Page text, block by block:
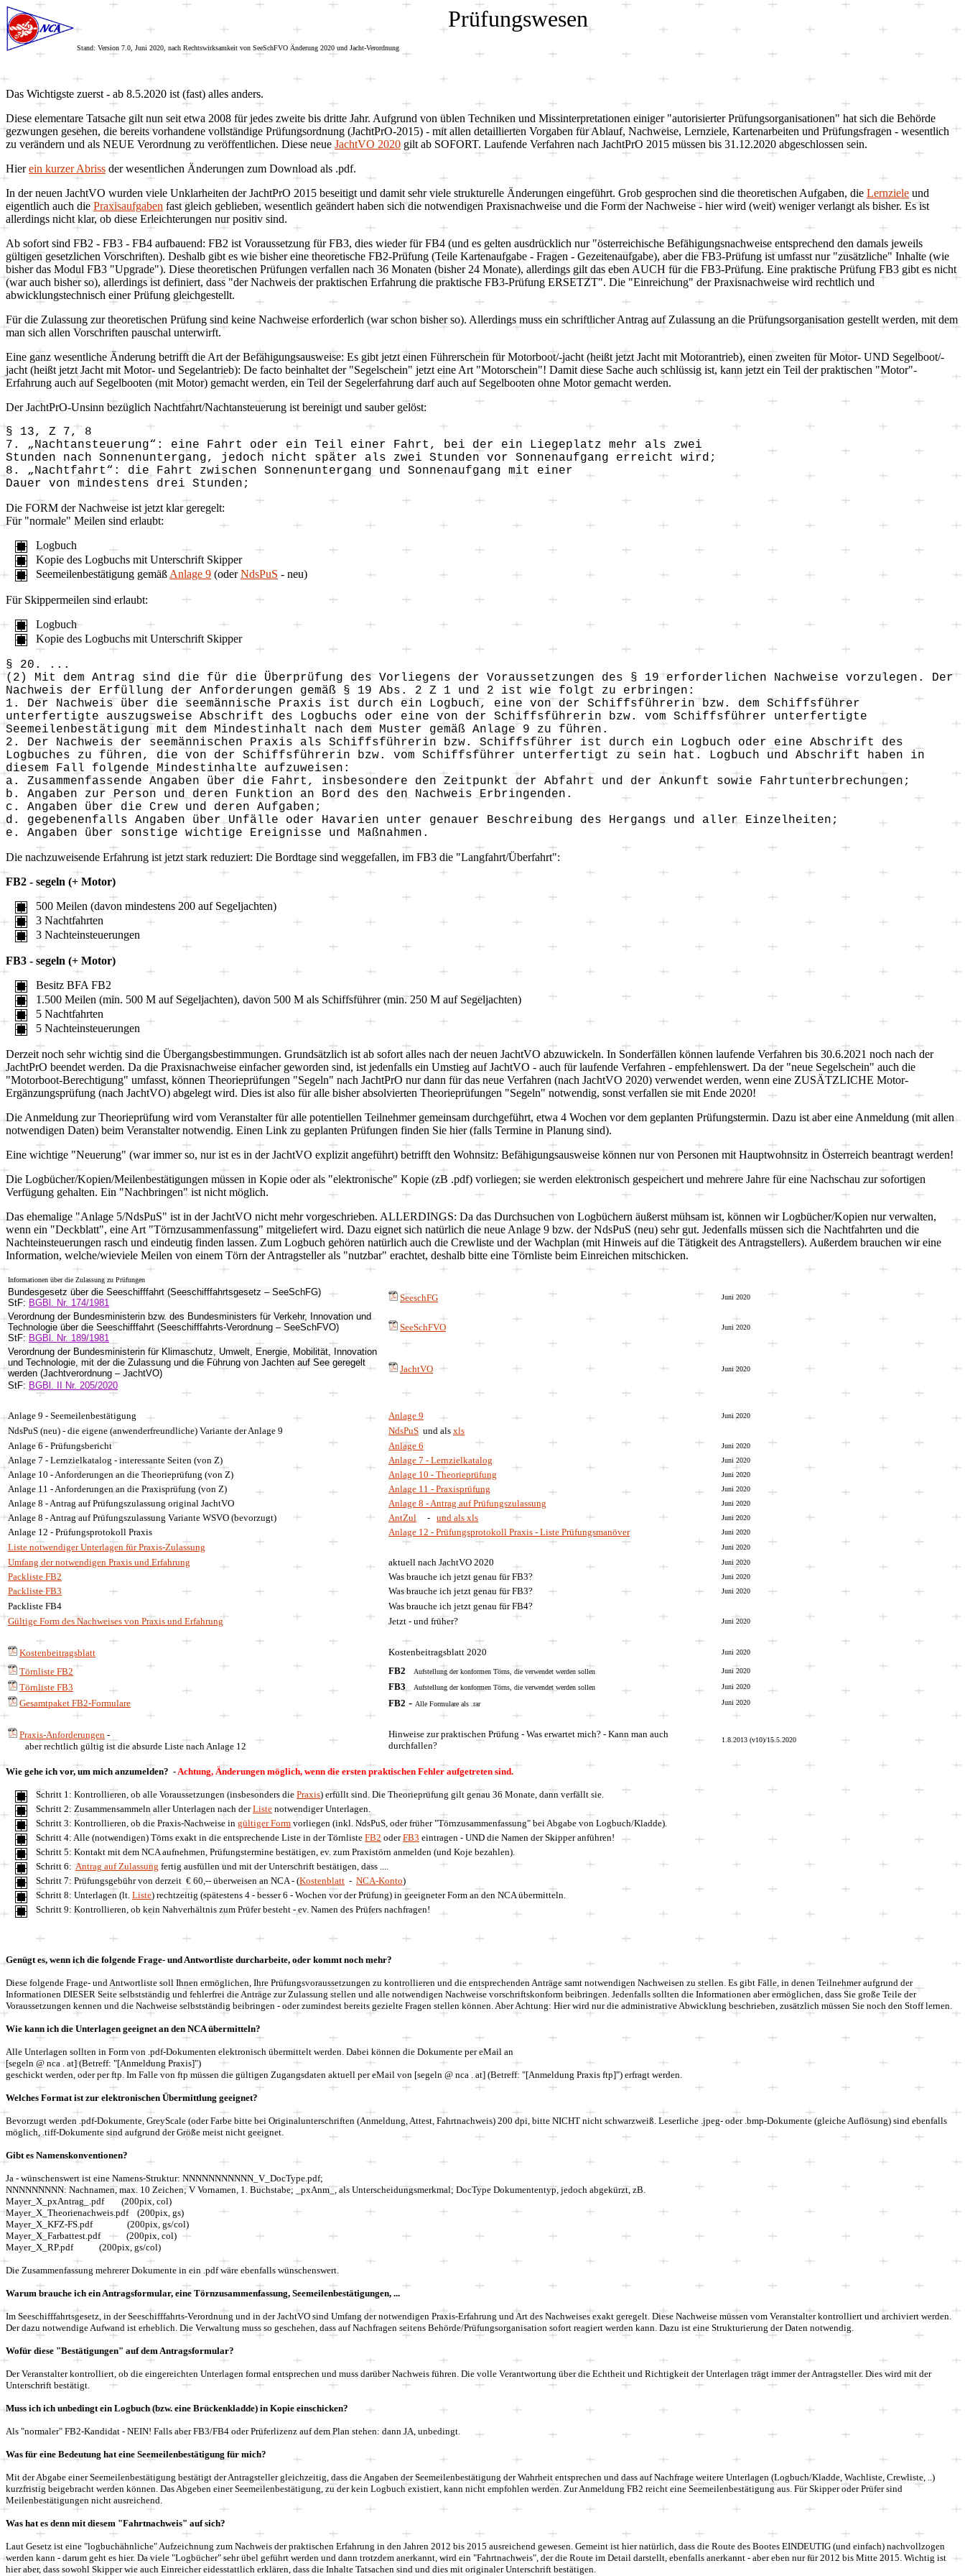
Prüfungswesen
Stand: Version 7.0 Juni 2020 , nach Rechtswirksamkeit von SeeSchFVO Änderung 2020 und Jacht-Verordnung
Das Wichtigste zuerst - ab 8.5.2020 ist (fast) alles anders.
Diese elementare Tatsache gilt nun seit etwa 2008 für jedes zweite bis dritte Jahr. Aufgrund von üblen Techniken und Missinterpretationen einiger "autorisierter Prüfungsorganisationen" hat sich die Behörde
gezwungen gesehen, die bereits vorhandene vollständige Prüfungsordnung (JachtPrO-2015) - mit allen detaillierten Vorgaben für Ablauf, Nachweise, Lernziele, Kartenarbeiten und Prüfungsfragen - wesentlich
zu verändern und als NEUE Verordnung zu veröffentlichen. Diese neue JachtVO 2020 gilt ab SOFORT. Laufende Verfahren nach JachtPrO 2015 müssen bis 31.12.2020 abgeschlossen sein.
Hierein kurzer Abriss der wesentlichen Änderungen zum Download als .pdf.
In der neuen JachtVO wurden viele Unklarheiten der JachtPrO 2015 beseitigt und damit sehr viele strukturelle Änderungen eingeführt. Grob gesprochen sind die theoretischen Aufgaben, die Lernziele und
eigentlich auch die Praxisaufgaben fast gleich geblieben, wesentlich geändert haben sich die notwendigen Praxisnachweise und die Form der Nachweise - hier wird (weit) weniger verlangt als bisher. Es ist
allerdings nicht klar, ob diese Erleichterungen nur positiv sind.
Ab sofort sind FB2 - FB3 - FB4 aufbauend: FB2 ist Voraussetzung für FB3, dies wieder für FB4 (und es gelten ausdrücklich nur "österreichische Befähigungsnachweise entsprechend den damals jeweils
gültigen gesetzlichen Vorschriften). Deshalb gibt es wie bisher eine theoretische FB2-Prüfung (Teile Kartenaufgabe - Fragen - Gezeitenaufgabe), aber die FB3-Prüfung ist umfasst nur "zusätzliche" Inhalte (wie
bisher das Modul FB3 "Upgrade"). Diese theoretischen Prüfungen verfallen nach 36 Monaten (bisher 24 Monate), allerdings gilt das eben AUCH für die FB3-Prüfung. Eine praktische Prüfung FB3 gibt es nicht
(war auch bisher so), allerdings ist definiert, dass "der Nachweis der praktischen Erfahrung die praktische FB3-Prüfung ERSETZT". Die "Einreichung" der Praxisnachweise wird rechtlich und
abwicklungstechnisch einer Prüfung gleichgestellt.
Für die Zulassung zur theoretischen Prüfung sind keine Nachweise erforderlich (war schon bisher so). Allerdings muss ein schriftlicher Antrag auf Zulassung an die Prüfungsorganisation gestellt werden, mit dem
man sich allen Vorschriften pauschal unterwirft.
Eine ganz wesentliche Änderung betrifft die Art der Befähigungsausweise: Es gibt jetzt einen Führerschein für Motorboot/-jacht (heißt jetzt Jacht mit Motorantrieb), einen zweiten für Motor- UND Segelboot/-
jacht (heißt jetzt Jacht mit Motor- und Segelantrieb): De facto beinhaltet der "Segelschein" jetzt eine Art "Motorschein"! Damit diese Sache auch schlüssig ist, kann jetzt ein Teil der praktischen "Motor"-
Erfahrung auch auf Segelbooten (mit Motor) gemacht werden, ein Teil der Segelerfahrung darf auch auf Segelbooten ohne Motor gemacht werden.
Der JachtPrO-Unsinn bezüglich Nachtfahrt/Nachtansteuerung ist bereinigt und sauber gelöst:
§ 13, Z 7, 8
7. „Nachtansteuerung“: eine Fahrt oder ein Teil einer Fahrt, bei der ein Liegeplatz mehr als zwei
Stunden nach Sonnenuntergang, jedoch nicht später als zwei Stunden vor Sonnenaufgang erreicht wird;
8. „Nachtfahrt“: die Fahrt zwischen Sonnenuntergang und Sonnenaufgang mit einer
Dauer von mindestens drei Stunden;
Die FORM der Nachweise ist jetzt klar geregelt:
Für "normale" Meilen sind erlaubt:
Logbuch
Kopie des Logbuchs mit Unterschrift Skipper
Seemeilenbestätigung gemäß Anlage 9 (oderNdsPuS - neu)
Für Skippermeilen sind erlaubt:
Logbuch
Kopie des Logbuchs mit Unterschrift Skipper
§ 20. ...
(2) Mit dem Antrag sind die für die Überprüfung des Vorliegens der Voraussetzungen des § 19 erforderlichen Nachweise vorzulegen. Der
Nachweis der Erfüllung der Anforderungen gemäß § 19 Abs. 2 Z 1 und 2 ist wie folgt zu erbringen:
1. Der Nachweis über die seemännische Praxis ist durch ein Logbuch, eine von der Schiffsführerin bzw. dem Schiffsführer
unterfertigte auszugsweise Abschrift des Logbuchs oder eine von der Schiffsführerin bzw. vom Schiffsführer unterfertigte
Seemeilenbestätigung mit dem Mindestinhalt nach dem Muster gemäß Anlage 9 zu führen.
2. Der Nachweis der seemännischen Praxis als Schiffsführerin bzw. Schiffsführer ist durch ein Logbuch oder eine Abschrift des
Logbuches zu führen, die von der Schiffsführerin bzw. vom Schiffsführer unterfertigt zu sein hat. Logbuch und Abschrift haben in
diesem Fall folgende Mindestinhalte aufzuweisen:
a. Zusammenfassende Angaben über die Fahrt, insbesondere den Zeitpunkt der Abfahrt und der Ankunft sowie Fahrtunterbrechungen;
b. Angaben zur Person und deren Funktion an Bord des den Nachweis Erbringenden.
c. Angaben über die Crew und deren Aufgaben;
d. gegebenenfalls Angaben über Unfälle oder Havarien unter genauer Beschreibung des Hergangs und aller Einzelheiten;
e. Angaben über sonstige wichtige Ereignisse und Maßnahmen.
Die nachzuweisende Erfahrung ist jetzt stark reduziert: Die Bordtage sind weggefallen, im FB3 die "Langfahrt/Überfahrt":
FB2 - segeln (+ Motor)
500 Meilen (davon mindestens 200 auf Segeljachten)
3 Nachtfahrten
3 Nachteinsteuerungen
FB3 - segeln (+ Motor)
Besitz BFA FB2
1.500 Meilen (min. 500 M auf Segeljachten), davon 500 M als Schiffsführer (min. 250 M auf Segeljachten)
5 Nachtfahrten
5 Nachteinsteuerungen
Derzeit noch sehr wichtig sind die Übergangsbestimmungen. Grundsätzlich ist ab sofort alles nach der neuen JachtVO abzuwickeln. In Sonderfällen können laufende Verfahren bis 30.6.2021 noch nach der
JachtPrO beendet werden. Da die Praxisnachweise einfacher geworden sind, ist jedenfalls ein Umstieg auf JachtVO - auch für laufende Verfahren - empfehlenswert. Da der "neue Segelschein" auch die
"Motorboot-Berechtigung" umfasst, können Theorieprüfungen "Segeln" nach JachtPrO nur dann für das neue Verfahren (nach JachtVO 2020) verwendet werden, wenn eine ZUSÄTZLICHE Motor-
Ergänzungsprüfung (nach JachtVO) abgelegt wird. Dies ist also für alle bisher absolvierten Theorieprüfungen "Segeln" notwendig, sonst verfallen sie mit Ende 2020!
Die Anmeldung zur Theorieprüfung wird vom Veranstalter für alle potentiellen Teilnehmer gemeinsam durchgeführt, etwa 4 Wochen vor dem geplanten Prüfungstermin. Dazu ist aber eine Anmeldung (mit allen
notwendigen Daten) beim Veranstalter notwendig. Einen Link zu geplanten Prüfungen finden Sie hier (falls Termine in Planung sind).
Eine wichtige "Neuerung" (war immer so, nur ist es in der JachtVO explizit angeführt) betrifft den Wohnsitz: Befähigungsausweise können nur von Personen mit Hauptwohnsitz in Österreich beantragt werden!
Die Logbücher/Kopien/Meilenbestätigungen müssen in Kopie oder als "elektronische" Kopie (zB .pdf) vorliegen; sie werden elektronisch gespeichert und mehrere Jahre für eine Nachschau zur sofortigen
Verfügung gehalten. Ein "Nachbringen" ist nicht möglich.
Das ehemalige "Anlage 5/NdsPuS" ist in der JachtVO nicht mehr vorgeschrieben. ALLERDINGS: Da das Durchsuchen von Logbüchern äußerst mühsam ist, können wir Logbücher/Kopien nur verwalten,
wenn ein "Deckblatt", eine Art "Törnzusammenfassung" mitgeliefert wird. Dazu eignet sich natürlich die neue Anlage 9 bzw. der NdsPuS (neu) sehr gut. Jedenfalls müssen sich die Nachtfahrten und die
Nachteinsteuerungen rasch und eindeutig finden lassen. Zum Logbuch gehören natürlich auch die Crewliste und der Wachplan (mit Hinweis auf die Tätigkeit des Antragstellers). Außerdem brauchen wir eine
Information, welche/wieviele Meilen von einem Törn der Antragsteller als "nutzbar" erachtet, deshalb bitte eine Törnliste beim Einreichen mitschicken.
Informationen über die Zulassung zu Prüfungen
Bundesgesetz über die Seeschifffahrt (Seeschifffahrtsgesetz – SeeSchFG)
StF: BGBl. Nr. 174/1981 SeeschFG Juni 2020
Verordnung der Bundesministerin bzw. des Bundesministers für Verkehr, Innovation und
Technologie über die Seeschifffahrt (Seeschifffahrts-Verordnung – SeeSchFVO)
StF: BGBl. Nr. 189/1981
SeeSchFVO Juni 2020
Verordnung der Bundesministerin für Klimaschutz, Umwelt, Energie, Mobilität, Innovation
und Technologie, mit der die Zulassung und die Führung von Jachten auf See geregelt
werden (Jachtverordnung – JachtVO)
StF: BGBl. II Nr. 205/2020
JachtVO Juni 2020
Anlage 9 - Seemeilenbestätigung Anlage 9 Juni 2020
NdsPuS (neu) - die eigene (anwenderfreundliche) Variante der Anlage 9 NdsPuS und als xls
Anlage 6 - Prüfungsbericht Anlage 6 Juni 2020
Anlage 7 - Lernzielkatalog - interessante Seiten (von Z) Anlage 7 - Lernzielkatalog Juni 2020
Anlage 10 -Anforderungen an die Theorieprüfung (von Z) Anlage 10 - Theorieprüfung Juni 2020
Anlage 11 -Anforderungen an die Praxisprüfung (von Z) Anlage 11 - Praxisprüfung Juni 2020
Anlage 8 -Antrag auf Prüfungszulassung original JachtVO Anlage 8 - Antrag auf Prüfungszulassung Juni 2020
Anlage 8 -Antrag auf Prüfungszulassung Variante WSVO (bevorzugt) AntZul - und als xls Juni 2020
Anlage 12 - Prüfungsprotokoll Praxis Anlage 12 - Prüfungsprotokoll Praxis - Liste Prüfungsmanöver Juni 2020
Liste notwendiger Unterlagen für Praxis-Zulassung Juni 2020
Umfang der notwendigen Praxis und Erfahrung aktuell nach JachtVO 2020 Juni 2020
Packliste FB2 Was brauche ich jetzt genau für FB3? Juni 2020
Packliste FB3 Was brauche ich jetzt genau für FB3? Juni 2020
Packliste FB4
Was brauche ich jetzt genau für FB4?
Gültige Form des Nachweises von Praxis und Erfahrung
Jetzt - und früher? Juni 2020
Kostenbeitragsblatt Kostenbeitragsblatt 2020 Juni 2020
Törnliste FB2 FB2 Aufstellung der konformen Törns, die verwendet werden sollen Juni 2020
Törnliste FB3 FB3 Aufstellung der konformen Törns, die verwendet werden sollen Juni 2020
Gesamtpaket FB2-Formulare FB2 - Alle Formulare als .rar Juni 2020
Praxis-Anforderungen -
aber rechtlich gültig ist die absurde Liste nach Anlage 12
Hinweise zur praktischen Prüfung - Was erwartet mich? - Kann man auch
durchfallen?
1.8.2013 (v10)/15.5.2020
Wie gehe ich vor, um mich anzumelden? -Achtung, Änderungen möglich, wenn die ersten praktischen Fehler aufgetreten sind.
Schritt 1: Kontrollieren, ob alle Voraussetzungen (insbesonders die Praxis) erfüllt sind. Die Theorieprüfung gilt genau 36 Monate, dann verfällt sie.
Schritt 2: Zusammensammeln aller Unterlagen nach derListe notwendiger Unterlagen.
Schritt 3: Kontrollieren, ob die Praxis-Nachweise in gültiger Form vorliegen (inkl. NdsPuS, oder früher"Törnzusammenfassung" bei Abgabe von Logbuch/Kladde).
Schritt 4: Alle (notwendigen) Törns exakt in die entsprechende Liste in der Törnliste FB2 oderFB3 eintragen - UND die Namen der Skipper anführen!
Schritt 5: Kontakt mit dem NCA aufnehmen, Prüfungstermine bestätigen, ev. zum Praxistörn anmelden (und Koje bezahlen).
Schritt 6:Antrag auf Zulassung fertig ausfüllen und mit der Unterschrift bestätigen, dass ....
Schritt 7: Prüfungsgebühr von derzeit € 60,-- überweisen an NCA - (Kostenblatt - NCA-Konto)
Schritt 8: Unterlagen (lt. Liste) rechtzeitig (spätestens 4 - besser 6 - Wochen vor der Prüfung) in geeigneter Form an den NCA übermitteln.
Schritt 9: Kontrollieren, ob kein Nahverhältnis zum Prüfer besteht - ev. Namen des Prüfers nachfragen!
Genügt es, wenn ich die folgende Frage- und Antwortliste durcharbeite, oder kommt noch mehr?
Diese folgende Frage- und Antwortliste soll Ihnen ermöglichen, Ihre Prüfungsvoraussetzungen zu kontrollieren und die entsprechenden Anträge samt notwendigen Nachweisen zu stellen. Es gibt Fälle, in denen Teilnehmer aufgrund der
Informationen DIESER Seite selbstständig und fehlerfrei die Anträge zur Zulassung stellen und alle notwendigen Nachweise vorschriftskonform beibringen. Jedenfalls sollten die Informationen aber ermöglichen, dass Sie große Teile der
Voraussetzungen kennen und die Nachweise selbstständig beibringen - oder zumindest bereits gezielte Fragen stellen können. Aber Achtung: Hier wird nur die administrative Abwicklung beschrieben, zusätzlich müssen Sie noch den Stoff lernen.
Wie kann ich die Unterlagen geeignet an den NCA übermitteln?
Alle Unterlagen sollten in Form von .pdf-Dokumenten elektronisch übermittelt werden. Dabei können die Dokumente per eMail an
[segeln @ nca . at] (Betreff: "[Anmeldung Praxis]")
geschickt werden, oder per ftp. Im Falle von ftp müssen die gültigen Zugangsdaten aktuell per eMail von [segeln @ nca . at] (Betreff: "[Anmeldung Praxis ftp]") erfragt werden.
Welches Format ist zur elektronischen Übermittlung geeignet?
Bevorzugt werden .pdf-Dokumente, GreyScale (oderFarbe bitte bei Originalunterschriften (Anmeldung, Attest, Fahrtnachweis) 200 dpi, bitte NICHT nicht schwarzweiß. Leserliche .jpeg- oder .bmp-Dokumente (gleiche Auflösung) sind ebenfalls
möglich, .tiff-Dokumente sind aufgrund der Größe meist nicht geeignet.
Gibt es Namenskonventionen?
Ja - wünschenswert ist eine Namens-Struktur: NNNNNNNNNNN_V_DocType.pdf;
NNNNNNNNN: Nachnamen, max. 10 Zeichen; V Vornamen, 1. Buchstabe; _pxAnm_, als Unterscheidungsmerkmal; DocType Dokumententyp, jedoch abgekürzt, zB.
Mayer_X_pxAntrag_.pdf (200pix, col)
Mayer_X_Theorienachweis.pdf (200pix, gs)
Mayer_X_KFZ-FS.pdf (200pix, gs/col)
Mayer_X_Farbattest.pdf (200pix, col)
Mayer_X_RP.pdf (200pix, gs/col)
Die Zusammenfassung mehrerer Dokumente in ein .pdf wäre ebenfalls wünschenswert.
Warum brauche ich ein Antragsformular, eine Törnzusammenfassung, Seemeilenbestätigungen, ...
Im Seeschifffahrtsgesetz, in der Seeschifffahrts-Verordnung und in der JachtVO sind Umfang der notwendigen Praxis-Erfahrung und Art des Nachweises exakt geregelt. Diese Nachweise müssen vom Veranstalter kontrolliert und archiviert werden.
Der dazu notwendige Aufwand ist erheblich. Die Verwaltung muss so geschehen, dass auf Nachfragen seitens Behörde/Prüfungsorganisation sofort reagiert werden kann. Dazu ist eine Strukturierung der Daten notwendig.
Wofür diese "Bestätigungen" auf dem Antragsformular?
Der Veranstalter kontrolliert, ob die eingereichten Unterlagen formal entsprechen und muss darüber Nachweis führen. Die volle Verantwortung über die Echtheit und Richtigkeit der Unterlagen trägt immer der Antragsteller. Dies wird mit der
Unterschrift bestätigt.
Muss ich ich unbedingt ein Logbuch (bzw. eine Brückenkladde) in Kopie einschicken?
Als "normaler" FB2-Kandidat - NEIN! Falls aber FB3/FB4 oder Prüferlizenz auf dem Plan stehen: dann JA, unbedingt.
Was für eine Bedeutung hat eine Seemeilenbestätigung für mich?
Mit der Abgabe einer Seemeilenbestätigung bestätigt der Antragsteller gleichzeitig, dass die Angaben der Seemeilenbestätigung der Wahrheit entsprechen und dass auf Nachfrage weitere Unterlagen (Logbuch/Kladde, Wachliste, Crewliste, ..)
kurzfristig beigebracht werden können. Das Abgeben einer Seemeilenbestätigung, zu der kein Logbuch existiert, kann nicht empfohlen werden. Zur AnmeldungFB2 reicht eine Seemeilenbestätigung aus. Für Skipper oder Prüfer sind
Meilenbestätigungen nicht ausreichend.
Was hat es denn mit diesem "Fahrtnachweis" auf sich?
Laut Gesetz ist eine "logbuchähnliche" Aufzeichnung zum Nachweis der praktischen Erfahrung in den Jahren 2012 bis 2015 ausreichend gewesen. Gemeint ist hier natürlich, dass die Route des Bootes EINDEUTIG (und einfach) nachvollzogen
werden kann - darum geht es hier. Da viele "Logbücher" sehr übel geführt werden und dann trotzdem anerkannt, wird ein "Fahrtnachweis", der die Route im Detail darstellt, ebenfalls anerkannt - aber eben nur für 2012 bis Mitte 2015. Wichtig ist
hier aber, dass sowohl Skipper wie auch Einreicher eidesstattlich erklären, dass die Inhalte Tatsachen sind und dies mit originaler Unterschrift bestätigen.